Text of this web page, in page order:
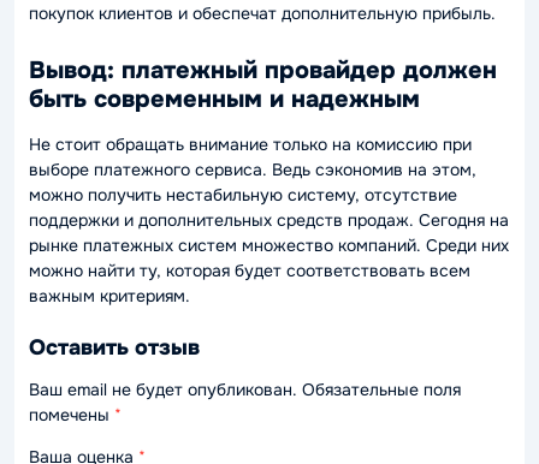
покупок клиентов и обеспечат дополнительную прибыль.
Вывод: платежный провайдер должен
быть современным и надежным
Не стоит обращать внимание только на комиссию при
выборе платежного сервиса. Ведь сэкономив на этом,
можно получить нестабильную систему, отсутствие
поддержки и дополнительных средств продаж. Сегодня на
рынке платежных систем множество компаний. Среди них
можно найти ту, которая будет соответствовать всем
важным критериям.
Оставить отзыв
Ваш email не будет опубликован. Обязательные поля
помечены *
Ваша оценка *